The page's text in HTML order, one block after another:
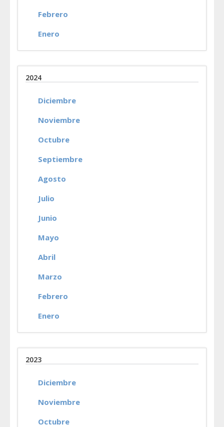
Febrero
Enero
2024
Diciembre
Noviembre
Octubre
Septiembre
Agosto
Julio
Junio
Mayo
Abril
Marzo
Febrero
Enero
2023
Diciembre
Noviembre
Octubre